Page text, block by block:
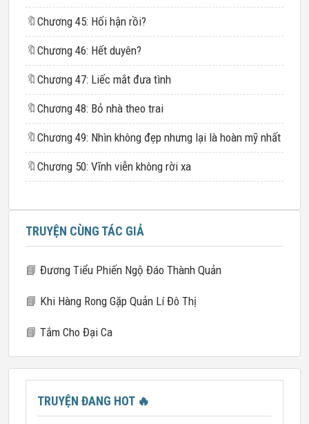
🔖 Chương 45: Hối hận rồi?
🔖 Chương 46: Hết duyên?
🔖 Chương 47: Liếc mắt đưa tình
🔖 Chương 48: Bỏ nhà theo trai
🔖 Chương 49: Nhìn không đẹp nhưng lại là hoàn mỹ nhất
🔖 Chương 50: Vĩnh viễn không rời xa
TRUYỆN CÙNG TÁC GIẢ
📘 Đương Tiểu Phiến Ngộ Đáo Thành Quản
📘 Khi Hàng Rong Gặp Quản Lí Đô Thị
📘 Tắm Cho Đại Ca
TRUYỆN ĐANG HOT 🔥